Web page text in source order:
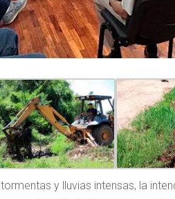
y lluvias intensas, la